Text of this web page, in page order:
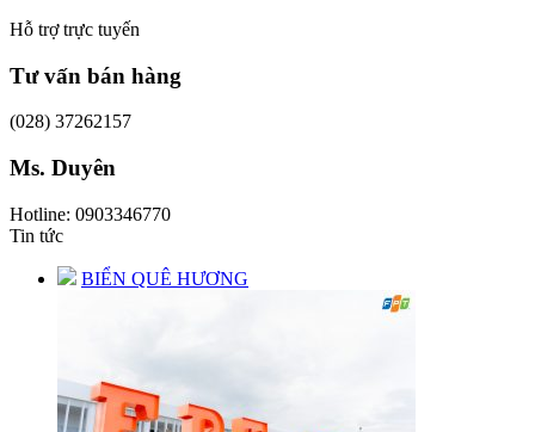
Hỗ trợ trực tuyến
Tư vấn bán hàng
(028) 37262157
Ms. Duyên
Hotline: 0903346770
Tin tức
BIỂN QUÊ HƯƠNG